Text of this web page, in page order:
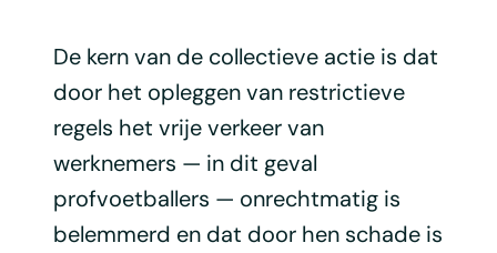
De kern van de collectieve actie is dat
door het opleggen van restrictieve
regels het vrije verkeer van
werknemers — in dit geval
profvoetballers — onrechtmatig is
belemmerd en dat door hen schade is